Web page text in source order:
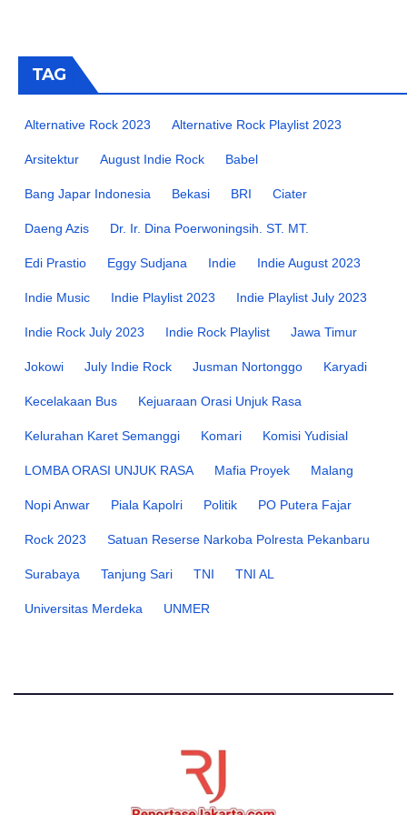
TAG
Alternative Rock 2023 Alternative Rock Playlist 2023
Arsitektur August Indie Rock Babel
Bang Japar Indonesia Bekasi BRI Ciater
Daeng Azis Dr. Ir. Dina Poerwoningsih. ST. MT.
Edi Prastio Eggy Sudjana Indie Indie August 2023
Indie Music Indie Playlist 2023 Indie Playlist July 2023
Indie Rock July 2023 Indie Rock Playlist Jawa Timur
Jokowi July Indie Rock Jusman Nortonggo Karyadi
Kecelakaan Bus Kejuaraan Orasi Unjuk Rasa
Kelurahan Karet Semanggi Komari Komisi Yudisial
LOMBA ORASI UNJUK RASA Mafia Proyek Malang
Nopi Anwar Piala Kapolri Politik PO Putera Fajar
Rock 2023 Satuan Reserse Narkoba Polresta Pekanbaru
Surabaya Tanjung Sari TNI TNI AL
Universitas Merdeka UNMER